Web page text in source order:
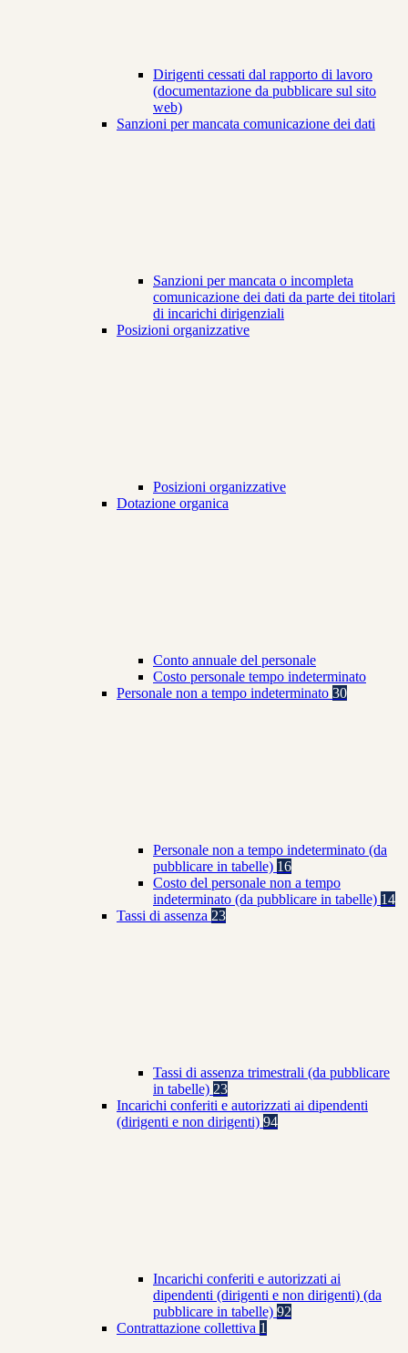
Dirigenti cessati dal rapporto di lavoro
(documentazione da pubblicare sul sito
web)
Sanzioni per mancata comunicazione dei dati
Sanzioni per mancata o incompleta
comunicazione dei dati da parte dei titolari
di incarichi dirigenziali
Posizioni organizzative
Posizioni organizzative
Dotazione organica
Conto annuale del personale
Costo personale tempo indeterminato
Personale non a tempo indeterminato 30
Personale non a tempo indeterminato (da
pubblicare in tabelle) 16
Costo del personale non a tempo
indeterminato (da pubblicare in tabelle) 14
Tassi di assenza 23
Tassi di assenza trimestrali (da pubblicare
in tabelle) 23
Incarichi conferiti e autorizzati ai dipendenti
(dirigenti e non dirigenti) 94
Incarichi conferiti e autorizzati ai
dipendenti (dirigenti e non dirigenti) (da
pubblicare in tabelle) 92
Contrattazione collettiva 1